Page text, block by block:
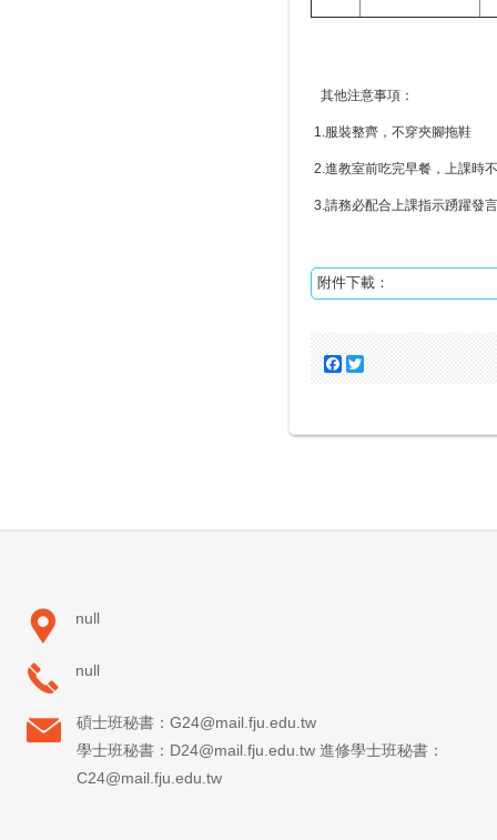
其他注意事項：
1.服裝整齊，不穿夾腳拖鞋
2.進教室前吃完早餐，上課時
3.請務必配合上課指示踴躍發
附件下載：
Facebook
null
null
碩士班秘書：G24@mail.fju.edu.tw
學士班秘書：D24@mail.fju.edu.tw 進修學士班秘書：
C24@mail.fju.edu.tw